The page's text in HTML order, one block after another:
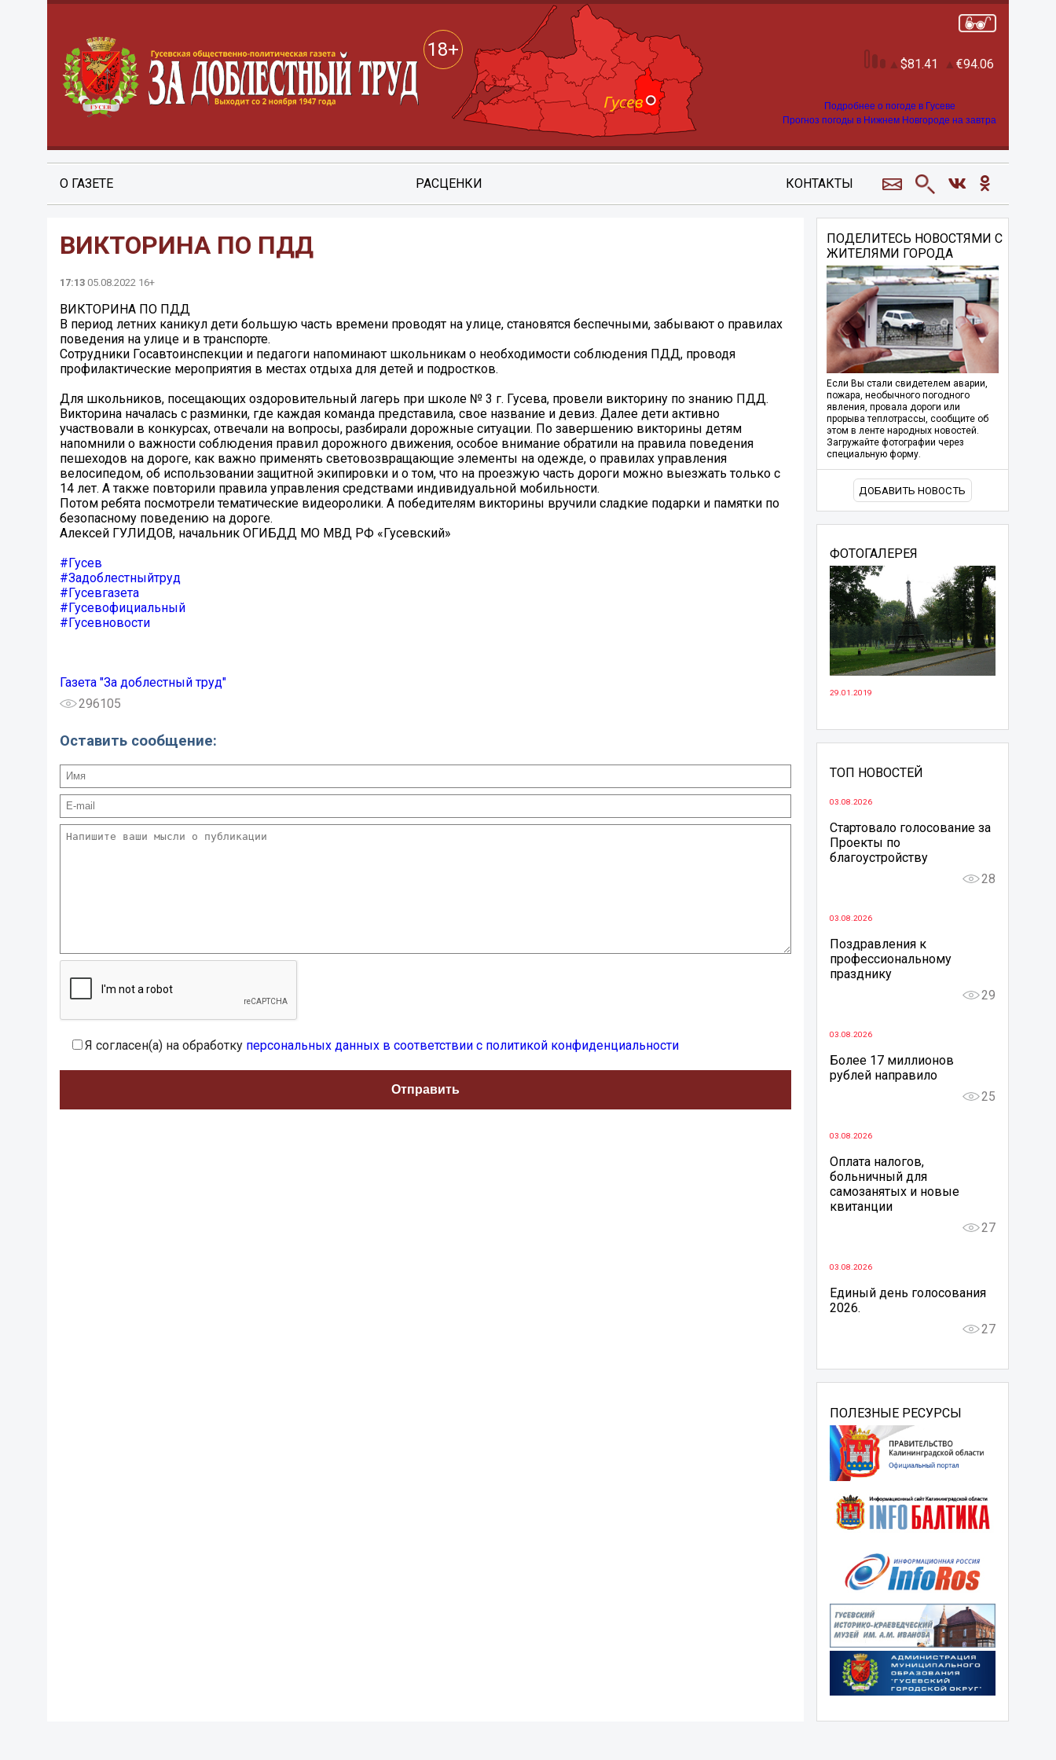
18+
81.41 94.06
Подробнее о погоде в Гусеве
Прогноз погоды в Нижнем Новгороде на завтра
О ГАЗЕТЕ РАСЦЕНКИ КОНТАКТЫ
ВИКТОРИНА ПО ПДД
17:13 05.08.2022 16+
ВИКТОРИНА ПО ПДД
В период летних каникул дети большую часть времени проводят на улице, становятся беспечными, забывают о правилах
поведения на улице и в транспорте.
Сотрудники Госавтоинспекции и педагоги напоминают школьникам о необходимости соблюдения ПДД, проводя
профилактические мероприятия в местах отдыха для детей и подростков.
Для школьников, посещающих оздоровительный лагерь при школе № 3 г. Гусева, провели викторину по знанию ПДД.
Викторина началась с разминки, где каждая команда представила, свое название и девиз. Далее дети активно
участвовали в конкурсах, отвечали на вопросы, разбирали дорожные ситуации. По завершению викторины детям
напомнили о важности соблюдения правил дорожного движения, особое внимание обратили на правила поведения
пешеходов на дороге, как важно применять световозвращающие элементы на одежде, о правилах управления
велосипедом, об использовании защитной экипировки и о том, что на проезжую часть дороги можно выезжать только с
14 лет. А также повторили правила управления средствами индивидуальной мобильности.
Потом ребята посмотрели тематические видеоролики. А победителям викторины вручили сладкие подарки и памятки по
безопасному поведению на дороге.
Алексей ГУЛИДОВ, начальник ОГИБДД МО МВД РФ «Гусевский»
#Гусев
#Задоблестныйтруд
#Гусевгазета
#Гусевофициальный
#Гусевновости
Газета "За доблестный труд"
296105
Оставить сообщение:
Я согласен(а) на обработку персональных данных в соответствии с политикой конфиденциальности
ПОДЕЛИТЕСЬ НОВОСТЯМИ С
ЖИТЕЛЯМИ ГОРОДА
Если Вы стали свидетелем аварии,
пожара, необычного погодного
явления, провала дороги или
прорыва теплотрассы, сообщите об
этом в ленте народных новостей.
Загружайте фотографии через
специальную форму.
ДОБАВИТЬ НОВОСТЬ
ФОТОГАЛЕРЕЯ
29.01.2019
ТОП НОВОСТЕЙ
03.08.2026
Стартовало голосование за
Проекты по
благоустройству
28
03.08.2026
Поздравления к
профессиональному
празднику
29
03.08.2026
Более 17 миллионов
рублей направило
25
03.08.2026
Оплата налогов,
больничный для
самозанятых и новые
квитанции
27
03.08.2026
Единый день голосования
2026.
27
ПОЛЕЗНЫЕ РЕСУРСЫ